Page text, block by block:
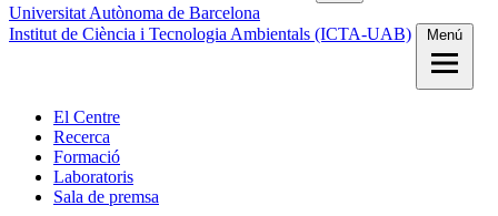
Universitat Autònoma de Barcelona
Institut de Ciència i Tecnologia Ambientals (ICTA-UAB)
Menú
El Centre
Recerca
Formació
Laboratoris
Sala de premsa